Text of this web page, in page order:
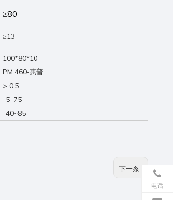
≥80
≥13
100*80*10
PM 460-惠普
> 0.5
-5~75
-40~85
下一条:
电话